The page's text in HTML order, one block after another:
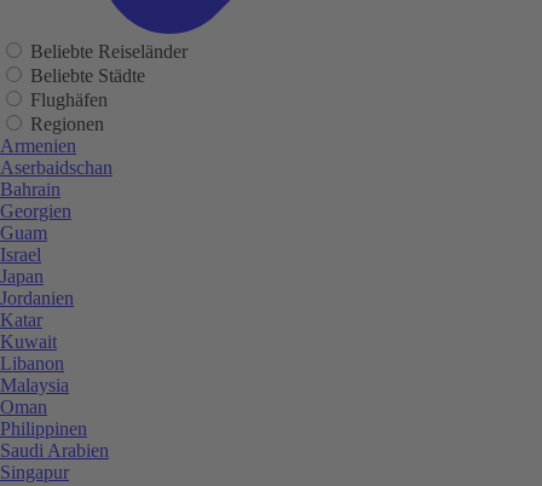
Beliebte Reiseländer
Beliebte Städte
Flughäfen
Regionen
Armenien
Aserbaidschan
Bahrain
Georgien
Guam
Israel
Japan
Jordanien
Katar
Kuwait
Libanon
Malaysia
Oman
Philippinen
Saudi Arabien
Singapur